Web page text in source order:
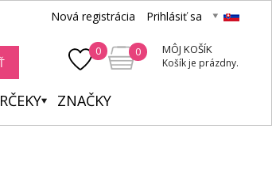
Nová registrácia Prihlásiť sa
0 0 MÔJ KOŠÍK
Košík je prázdny.
ZNAČKY